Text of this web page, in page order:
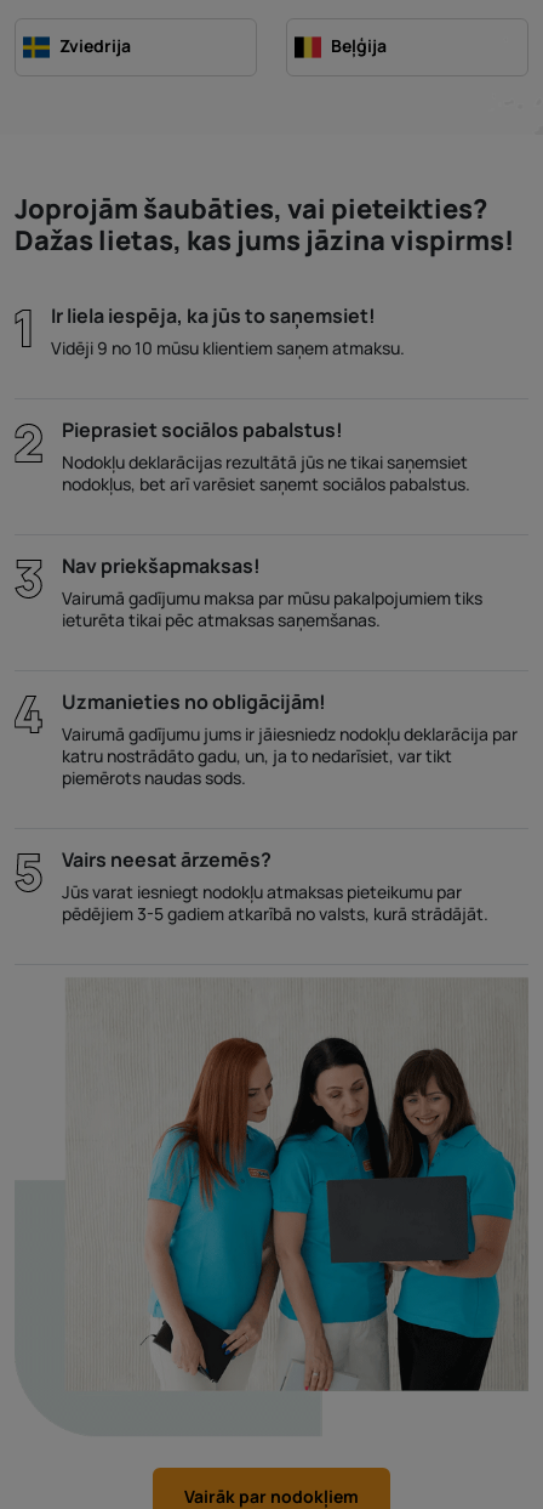
Zviedrija Beļģija
Joprojām šaubāties, vai pieteikties?
Dažas lietas, kas jums jāzina vispirms!
Ir liela iespēja, ka jūs to saņemsiet!
Vidēji 9 no 10 mūsu klientiem saņem atmaksu.
Pieprasiet sociālos pabalstus!
Nodokļu deklarācijas rezultātā jūs ne tikai saņemsiet
nodokļus, bet arī varēsiet saņemt sociālos pabalstus.
Nav priekšapmaksas!
Vairumā gadījumu maksa par mūsu pakalpojumiem tiks
ieturēta tikai pēc atmaksas saņemšanas.
Uzmanieties no obligācijām!
Vairumā gadījumu jums ir jāiesniedz nodokļu deklarācija par
katru nostrādāto gadu, un, ja to nedarīsiet, var tikt
piemērots naudas sods.
Vairs neesat ārzemēs?
Jūs varat iesniegt nodokļu atmaksas pieteikumu par
pēdējiem 3-5 gadiem atkarībā no valsts, kurā strādājāt.
Vairāk par nodokļiem